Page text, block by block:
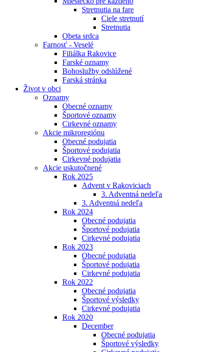
Stretnutia na fare
Ciele stretnutí
Stretnutia
Obeta srdca
Farnosť - Veselé
Filiálka Rakovice
Farské oznamy
Bohoslužby odslúžené
Farská stránka
Život v obci
Oznamy
Obecné oznamy
Športové oznamy
Cirkevné oznamy
Akcie mikroregiónu
Obecné podujatia
Športové podujatia
Cirkevné podujatia
Akcie uskutočnené
Rok 2025
Advent v Rakoviciach
3. Adventná nedeľa
3. Adventná nedeľa
Rok 2024
Obecné podujatia
Športové podujatia
Cirkevné podujatia
Rok 2023
Obecné podujatia
Športové podujatia
Cirkevné podujatia
Rok 2022
Obecné podujatia
Športové výsledky
Cirkevné podujatia
Rok 2020
December
Obecné podujatia
Športové výsledky